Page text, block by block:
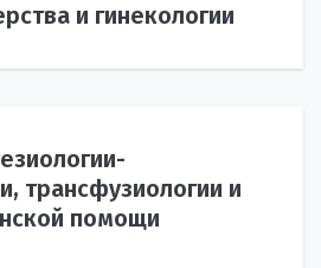
и гинекологии
трансфузиологии и
помощи